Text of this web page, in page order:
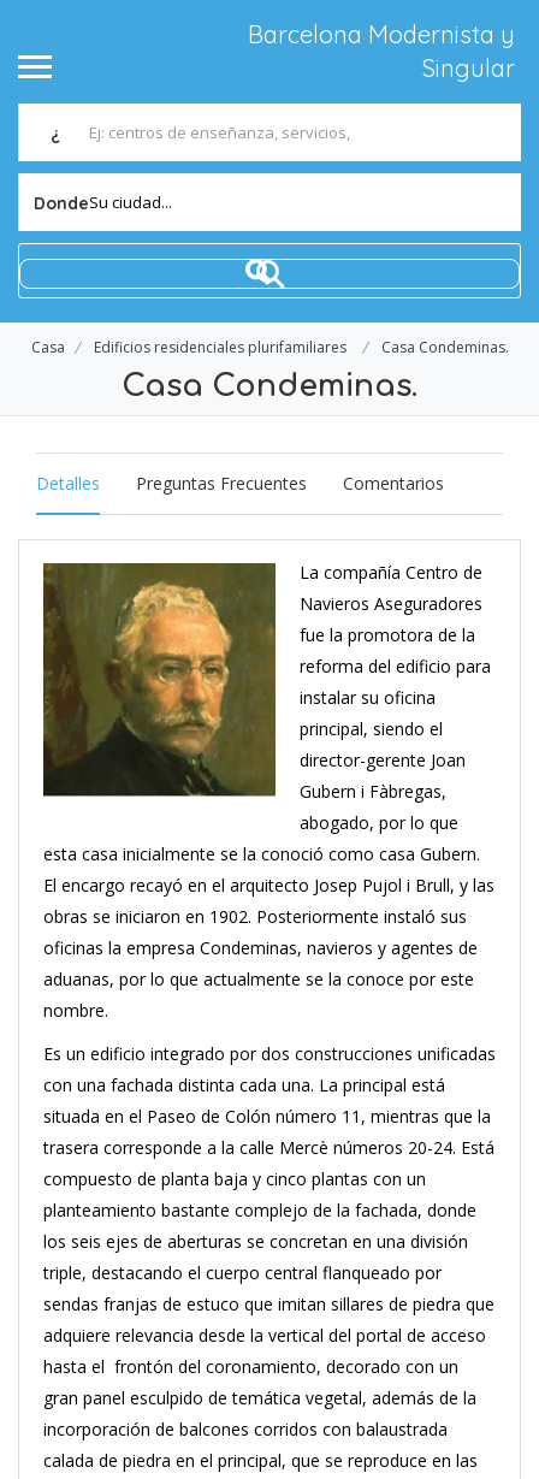
Barcelona Modernista y
Singular
¿
DondeSu ciudad...
Casa Edificios residenciales plurifamiliares Casa Condeminas.
Casa Condeminas.
Detalles Preguntas Frecuentes Comentarios
La compañía Centro de
Navieros Aseguradores
fue la promotora de la
reforma del edificio para
instalar su oficina
principal, siendo el
director-gerente Joan
Gubern i Fàbregas,
abogado, por lo que
esta casa inicialmente se la conoció como casa Gubern.
El encargo recayó en el arquitecto Josep Pujol i Brull, y las
obras se iniciaron en 1902. Posteriormente instaló sus
oficinas la empresa Condeminas, navieros y agentes de
aduanas, por lo que actualmente se la conoce por este
nombre.
Es un edificio integrado por dos construcciones unificadas
con una fachada distinta cada una. La principal está
situada en el Paseo de Colón número 11, mientras que la
trasera corresponde a la calle Mercè números 20-24. Está
compuesto de planta baja y cinco plantas con un
planteamiento bastante complejo de la fachada, donde
los seis ejes de aberturas se concretan en una división
triple, destacando el cuerpo central flanqueado por
sendas franjas de estuco que imitan sillares de piedra que
adquiere relevancia desde la vertical del portal de acceso
hasta el frontón del coronamiento, decorado con un
gran panel esculpido de temática vegetal, además de la
incorporación de balcones corridos con balaustrada
calada de piedra en el principal, que se reproduce en las